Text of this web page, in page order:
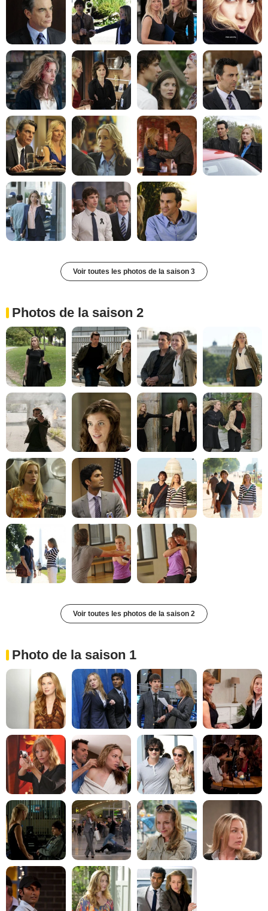
Voir toutes les photos de la saison 3
Photos de la saison 2
Voir toutes les photos de la saison 2
Photo de la saison 1